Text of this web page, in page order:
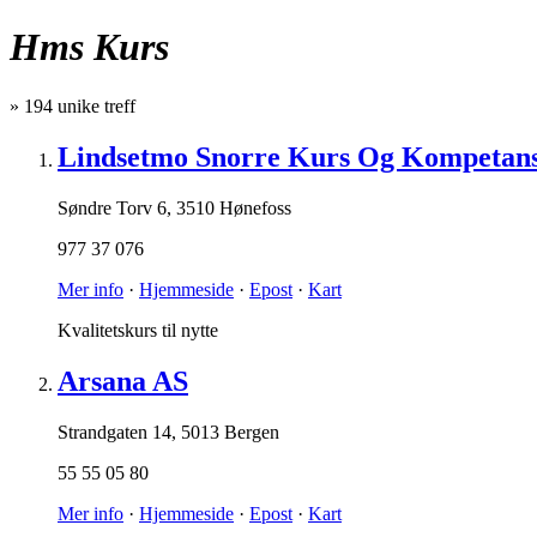
Hms Kurs
» 194 unike treff
Lindsetmo Snorre Kurs Og
Søndre Torv 6, 3510 Hønefoss
977 37 076
Mer info · Hjemmeside · Epost · Kart
Kvalitetskurs til nytte
Arsana AS
Strandgaten 14, 5013 Bergen
55 55 05 80
Mer info · Hjemmeside · Epost · Kart